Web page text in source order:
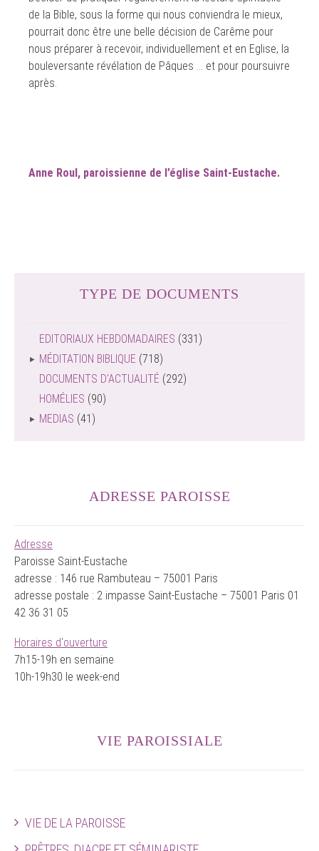
de la Bible, sous la forme qui nous conviendra le mieux,
pourrait donc être une belle décision de Carême pour
nous préparer à recevoir, individuellement et en Eglise, la
bouleversante révélation de Pâques … et pour poursuivre
après.
Anne Roul, paroissienne de l’église Saint-Eustache.
TYPE DE DOCUMENTS
EDITORIAUX HEBDOMADAIRES (331)
MÉDITATION BIBLIQUE (718)
DOCUMENTS D'ACTUALITÉ (292)
HOMÉLIES (90)
MEDIAS (41)
ADRESSE PAROISSE
Adresse
Paroisse Saint-Eustache
adresse : 146 rue Rambuteau – 75001 Paris
adresse postale : 2 impasse Saint-Eustache – 75001 Paris 01
42 36 31 05
Horaires d'ouverture
7h15-19h en semaine
10h-19h30 le week-end
VIE PAROISSIALE
VIE DE LA PAROISSE